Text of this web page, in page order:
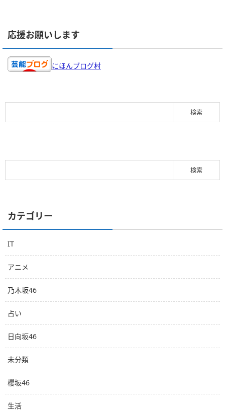
応援お願いします
にほんブログ村
カテゴリー
IT
アニメ
乃木坂46
占い
日向坂46
未分類
櫻坂46
生活